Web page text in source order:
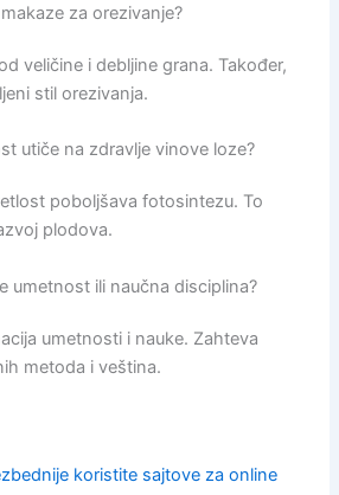
za orezivanje?
veličine i debljine grana. Također,
stil orezivanja.
utiče na zdravlje vinove loze?
poboljšava fotosintezu. To
plodova.
umetnost ili naučna disciplina?
umetnosti i nauke. Zahteva
metoda i veština.
koristite sajtove za online